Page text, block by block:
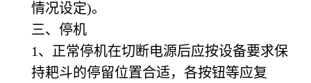
情况设定)。
三、停机
1、正常停机在切断电源后应按设备要求保
持耙斗的停留位置合适，各按钮等应复